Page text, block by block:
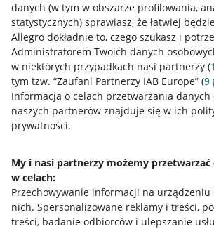
danych (w tym w obszarze profilowania,
statystycznych) sprawiasz, że łatwiej
Allegro dokładnie to, czego szukasz i
Administratorem Twoich danych
w niektórych przypadkach nasi partnerzy (
tym tzw. “Zaufani Partnerzy IAB Europe” (9
Informacja o celach przetwarzania danych
naszych partnerów znajduje się w ich
prywatności.
My i nasi partnerzy możemy przetwarzać
w celach:
Przechowywanie informacji na
nich. Spersonalizowane reklamy i treści,
treści, badanie odbiorców i ulepszanie
Przydatne informacje
Jak to działa
Allegro Gadane dla sprzedających
Allegro Gadane dla kupujących